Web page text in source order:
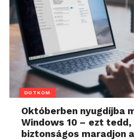
DOTKOM
Októberben nyugdíjba
Windows 10 – ezt
biztonságos maradjon